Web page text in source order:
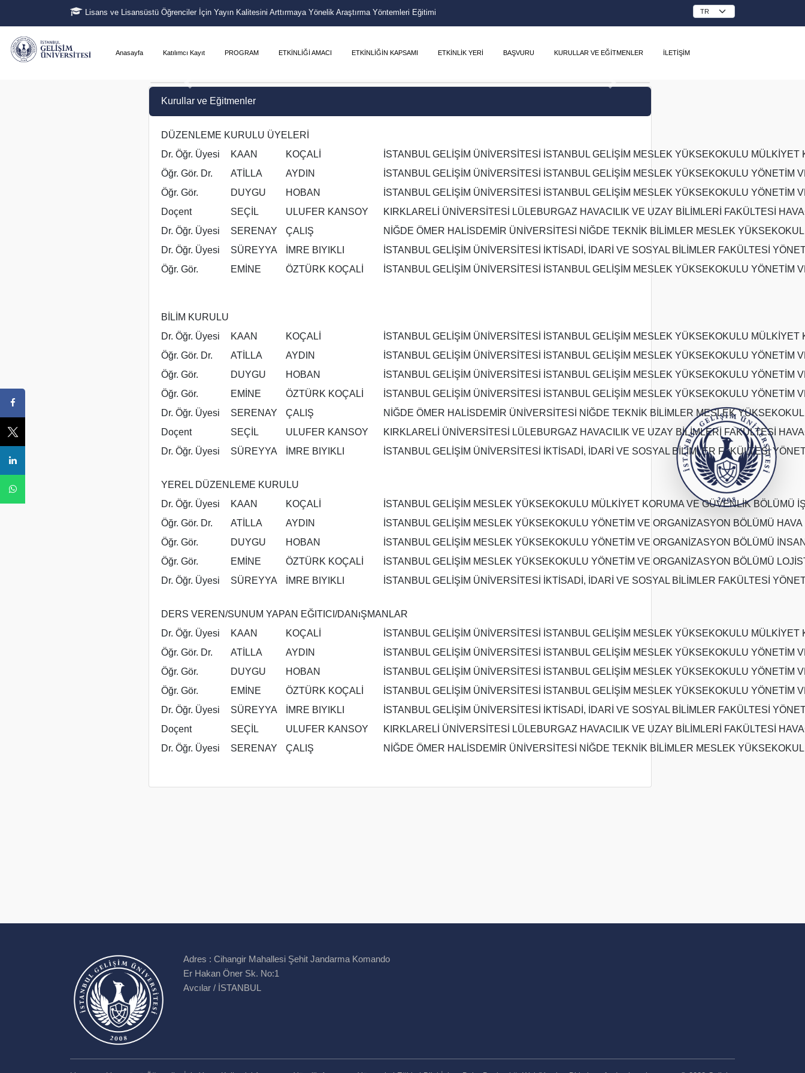
Lisans ve Lisansüstü Öğrenciler İçin Yayın Kalitesini Arttırmaya Yönelik Araştırma Yöntemleri Eğitimi
Anasayfa Katılımcı Kayıt PROGRAM ETKİNLİĞİ AMACI ETKİNLİĞİN KAPSAMI ETKİNLİK YERİ BAŞVURU KURULLAR VE EĞİTMENLER İLETİŞİM
Kurullar ve Eğitmenler
DÜZENLEME KURULU ÜYELERİ
Dr. Öğr. Üyesi
KAAN KOÇALİ
İSTANBUL GELİŞİM ÜNİVERSİTESİ İSTANBUL GELİŞİM MESLEK YÜKSEKOKULU
Öğr. Gör. Dr.
ATİLLA AYDIN
İSTANBUL GELİŞİM ÜNİVERSİTESİ İSTANBUL GELİŞİM MESLEK YÜKSEKOKULU YÖNETİM
Öğr. Gör.
DUYGU HOBAN
İSTANBUL GELİŞİM ÜNİVERSİTESİ İSTANBUL GELİŞİM MESLEK YÜKSEKOKULU
Doçent
SEÇİL ULUFER KANSOY
KIRKLARELİ ÜNİVERSİTESİ LÜLEBURGAZ HAVACILIK VE UZAY BİLİMLERİ FAKÜLTESİ
Dr. Öğr. Üyesi
SERENAY ÇALIŞ
NİĞDE ÖMER HALİSDEMİR ÜNİVERSİTESİ NİĞDE TEKNİK BİLİMLER MESLEK
Dr. Öğr. Üyesi
SÜREYYA İMRE BIYIKLI
İSTANBUL GELİŞİM ÜNİVERSİTESİ İKTİSADİ, İDARİ VE SOSYAL BİLİMLER FAKÜLTESİ
Öğr. Gör.
EMİNE ÖZTÜRK KOÇALİ İSTANBUL GELİŞİM ÜNİVERSİTESİ İSTANBUL GELİŞİM MESLEK YÜKSEKOKULU YÖNETİM
BİLİM KURULU
Dr. Öğr. Üyesi
KAAN KOÇALİ
İSTANBUL GELİŞİM ÜNİVERSİTESİ İSTANBUL GELİŞİM MESLEK YÜKSEKOKULU
Öğr. Gör. Dr.
ATİLLA AYDIN
İSTANBUL GELİŞİM ÜNİVERSİTESİ İSTANBUL GELİŞİM MESLEK YÜKSEKOKULU YÖNETİM
Öğr. Gör.
DUYGU HOBAN
İSTANBUL GELİŞİM ÜNİVERSİTESİ İSTANBUL GELİŞİM MESLEK YÜKSEKOKULU
Öğr. Gör.
EMİNE ÖZTÜRK KOÇALİ
İSTANBUL GELİŞİM ÜNİVERSİTESİ İSTANBUL GELİŞİM MESLEK YÜKSEKOKULU YÖNETİM
Dr. Öğr. Üyesi
SERENAY ÇALIŞ
NİĞDE ÖMER HALİSDEMİR ÜNİVERSİTESİ NİĞDE TEKNİK BİLİMLER MESLEK
Doçent
SEÇİL ULUFER KANSOY
KIRKLARELİ ÜNİVERSİTESİ LÜLEBURGAZ HAVACILIK VE UZAY BİLİMLERİ FAKÜLTESİ
Dr. Öğr. Üyesi
SÜREYYA İMRE BIYIKLI İSTANBUL GELİŞİM ÜNİVERSİTESİ İKTİSADİ, İDARİ VE SOSYAL BİLİMLER FAKÜLTESİ
YEREL DÜZENLEME KURULU
Dr. Öğr. Üyesi
KAAN KOÇALİ
İSTANBUL GELİŞİM MESLEK YÜKSEKOKULU MÜLKİYET KORUMA VE GÜVENLİK BÖLÜMÜ
Öğr. Gör. Dr.
ATİLLA AYDIN
İSTANBUL GELİŞİM MESLEK YÜKSEKOKULU YÖNETİM VE ORGANİZASYON BÖLÜMÜ
Öğr. Gör.
DUYGU HOBAN
İSTANBUL GELİŞİM MESLEK YÜKSEKOKULU YÖNETİM VE ORGANİZASYON BÖLÜMÜ
Öğr. Gör.
EMİNE ÖZTÜRK KOÇALİ
İSTANBUL GELİŞİM MESLEK YÜKSEKOKULU YÖNETİM VE ORGANİZASYON BÖLÜMÜ
Dr. Öğr. Üyesi
SÜREYYA İMRE BIYIKLI İSTANBUL GELİŞİM ÜNİVERSİTESİ İKTİSADİ, İDARİ VE SOSYAL BİLİMLER FAKÜLTESİ
DERS VEREN/SUNUM YAPAN EĞITICI/DANıŞMANLAR
Dr. Öğr. Üyesi
KAAN KOÇALİ
İSTANBUL GELİŞİM ÜNİVERSİTESİ İSTANBUL GELİŞİM MESLEK YÜKSEKOKULU
Öğr. Gör. Dr.
ATİLLA AYDIN
İSTANBUL GELİŞİM ÜNİVERSİTESİ İSTANBUL GELİŞİM MESLEK YÜKSEKOKULU YÖNETİM
Öğr. Gör.
DUYGU HOBAN
İSTANBUL GELİŞİM ÜNİVERSİTESİ İSTANBUL GELİŞİM MESLEK YÜKSEKOKULU
Öğr. Gör.
EMİNE ÖZTÜRK KOÇALİ
İSTANBUL GELİŞİM ÜNİVERSİTESİ İSTANBUL GELİŞİM MESLEK YÜKSEKOKULU YÖNETİM
Dr. Öğr. Üyesi
SÜREYYA İMRE BIYIKLI
İSTANBUL GELİŞİM ÜNİVERSİTESİ İKTİSADİ, İDARİ VE SOSYAL BİLİMLER FAKÜLTESİ
Doçent
SEÇİL ULUFER KANSOY
KIRKLARELİ ÜNİVERSİTESİ LÜLEBURGAZ HAVACILIK VE UZAY BİLİMLERİ FAKÜLTESİ
Dr. Öğr. Üyesi
SERENAY ÇALIŞ NİĞDE ÖMER HALİSDEMİR ÜNİVERSİTESİ NİĞDE TEKNİK BİLİMLER MESLEK
Adres : Cihangir Mahallesi Şehit Jandarma Komando
Er Hakan Öner Sk. No:1
Avcılar / İSTANBUL